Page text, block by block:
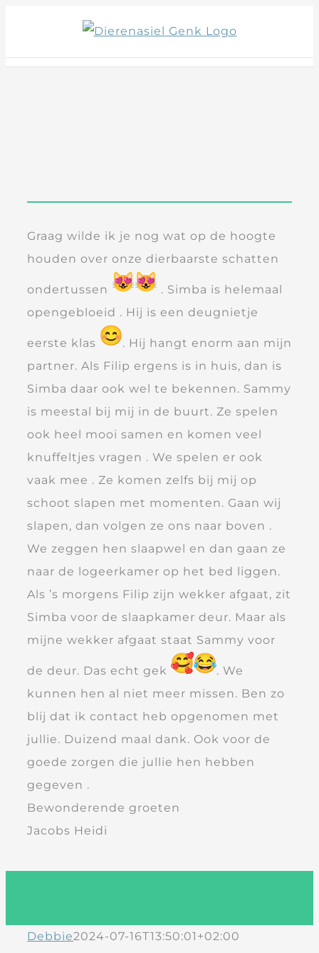
content
Graag wilde ik je nog wat op de hoogte
houden over onze dierbaarste schatten
ondertussen
. Simba is helemaal
opengebloeid . Hij is een deugnietje
eerste klas
. Hij hangt enorm aan mijn
partner. Als Filip ergens is in huis, dan is
Simba daar ook wel te bekennen. Sammy
is meestal bij mij in de buurt. Ze spelen
ook heel mooi samen en komen veel
knuffeltjes vragen . We spelen er ook
vaak mee . Ze komen zelfs bij mij op
schoot slapen met momenten. Gaan wij
slapen, dan volgen ze ons naar boven .
We zeggen hen slaapwel en dan gaan ze
naar de logeerkamer op het bed liggen.
Als ’s morgens Filip zijn wekker afgaat, zit
Simba voor de slaapkamer deur. Maar als
mijne wekker afgaat staat Sammy voor
de deur. Das echt gek
. We
kunnen hen al niet meer missen. Ben zo
blij dat ik contact heb opgenomen met
jullie. Duizend maal dank. Ook voor de
goede zorgen die jullie hen hebben
gegeven .
Bewonderende groeten
Jacobs Heidi
Debbie2024-07-16T13:50:01+02:00